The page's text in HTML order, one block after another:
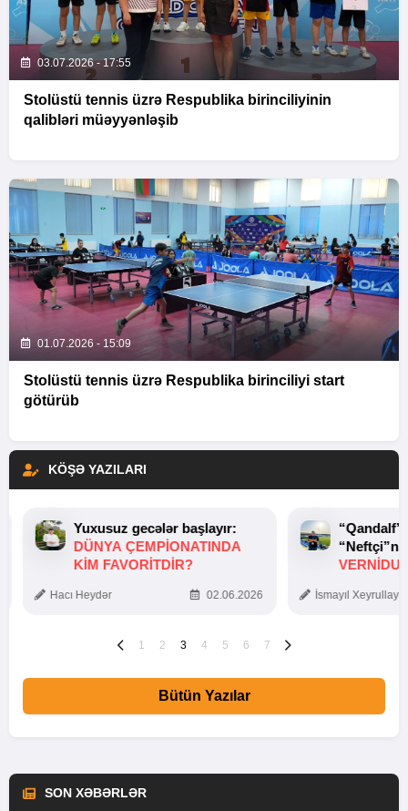
03.07.2026 - 17:55
Stolüstü tennis üzrə Respublika birinciliyinin
qalibləri müəyyənləşib
01.07.2026 - 15:09
Stolüstü tennis üzrə Respublika birinciliyi start
götürüb
KÖŞƏ YAZILARI
Yuxusuz gecələr başlayır:
DÜNYA ÇEMPIONATINDA
KIM FAVORITDIR?
Hacı Heydər 02.06.2026 İsmayıl
1 2 3 4 5 6 7
Bütün Yazılar
SON XƏBƏRLƏR